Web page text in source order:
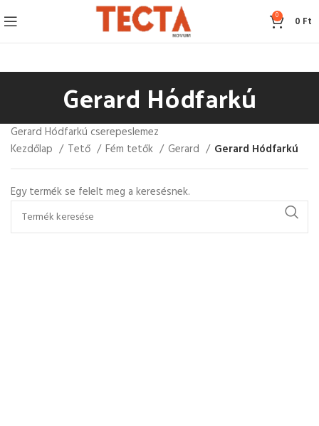
0 0 Ft
Gerard Hódfarkú
Gerard Hódfarkú cserepeslemez
Kezdőlap
Tető Fém tetők Gerard Gerard Hódfarkú
Egy termék se felelt meg a keresésnek.